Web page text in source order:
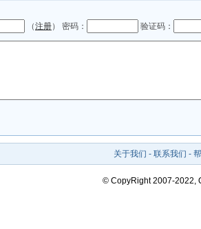
（注册） 密码： 验证码：
关于我们 - 联系我们 -
© CopyRight 2007-2022,